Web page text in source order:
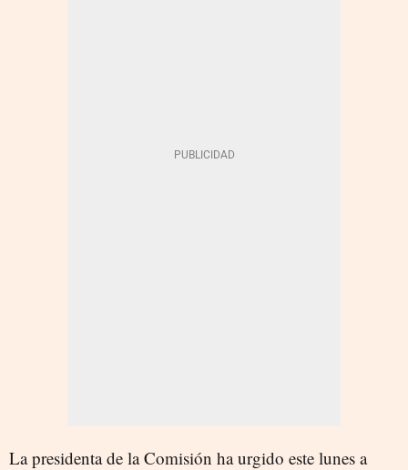
La presidenta de la Comisión ha urgido este lunes a